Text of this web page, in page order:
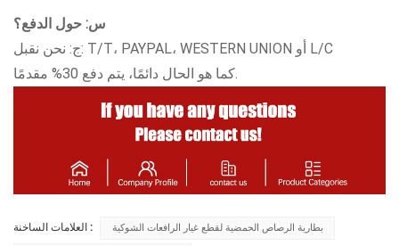
س: حول الدفع؟
ج: نحن نقبل: T/T، PAYPAL، WESTERN UNION أو L/C
كما هو الحال دائمًا، يتم دفع 30% مقدمًا.
العلامات الساخنة : بطارية الرصاص الحمضية لقطع غيار الرافعات الشوكية